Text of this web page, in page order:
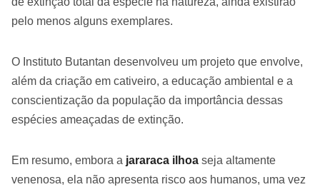
pelo menos alguns exemplares.
O Instituto Butantan desenvolveu um projeto que envolve,
além da criação em cativeiro, a educação ambiental e a
conscientização da população da importância dessas
espécies ameaçadas de extinção.
Em resumo, embora a jararaca ilhoa seja altamente
venenosa, ela não apresenta risco aos humanos, uma vez